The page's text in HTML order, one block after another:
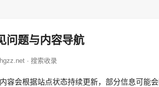
问题与内容导航
· 搜索收录
容会根据站点状态持续更新，部分信息可能